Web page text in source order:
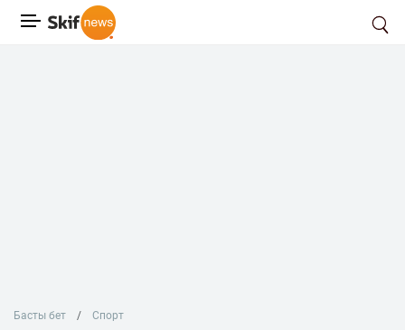
Басты бет Спорт